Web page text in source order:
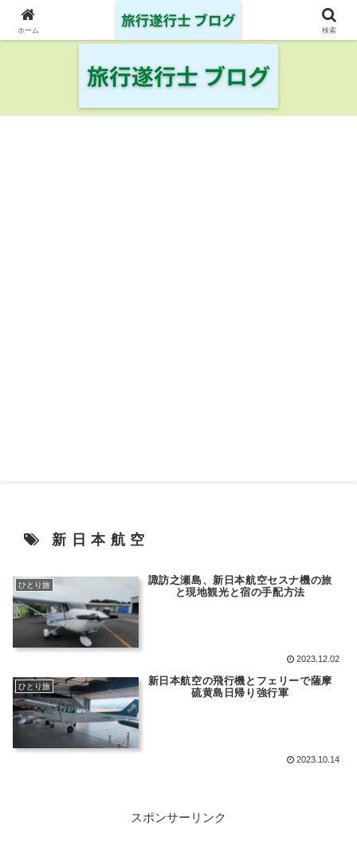
日本の鉄道・空港を制覇した旅行遂行士の旅の記録
新日本航空
ひとり旅
諏訪之瀬島、新日本航空セスナ機の旅
と現地観光と宿の手配方法
2023.12.02
ひとり旅
新日本航空の飛行機とフェリーで薩摩
硫黄島日帰り強行軍
2023.10.14
スポンサーリンク
ホーム 検索